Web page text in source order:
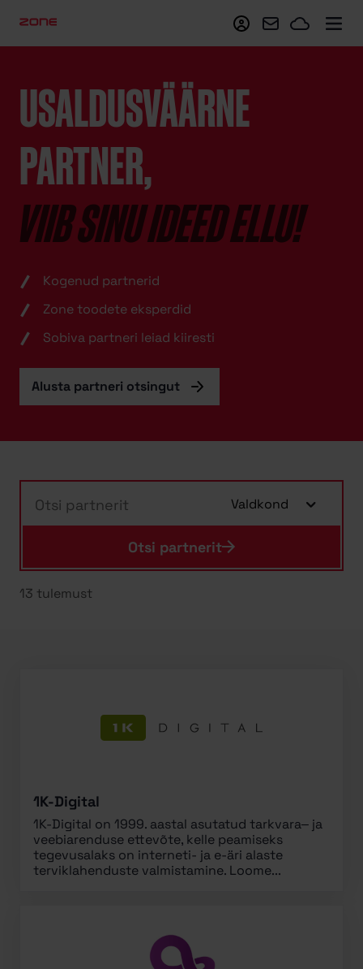
Minu ZoneWebmail
USALDUSVÄÄRNE
PARTNER,
VIIB SINU IDEED ELLU!
Kogenud partnerid
Zone toodete eksperdid
Sobiva partneri leiad kiiresti
Alusta partneri otsingut
Valdkond
Otsi partnerit
13 tulemust
1K-Digital
1K-Digital on 1999. aastal asutatud tarkvara– ja
veebiarenduse ettevõte, kelle peamiseks
tegevusalaks on interneti- ja e-äri alaste
terviklahenduste valmistamine. Loome...